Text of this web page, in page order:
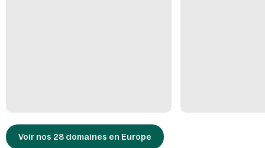
Voir nos 28 domaines en Europe